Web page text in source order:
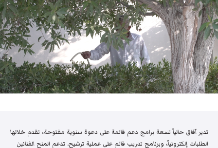
تدير آفاق حالياً تسعة برامج دعم قائمة على دعوة سنوية مفتوحة، تقدم خلالها
الطلبات إلكترونياً، وبرنامج تدريب قائم على عملية ترشيح. تدعم المنح الفنانين